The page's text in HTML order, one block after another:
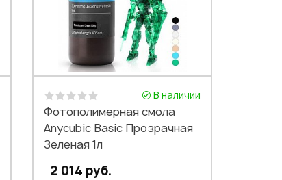
В наличии
Фотополимерная смола
Anycubic Basic Прозрачная
Зеленая 1л
2 014 руб.